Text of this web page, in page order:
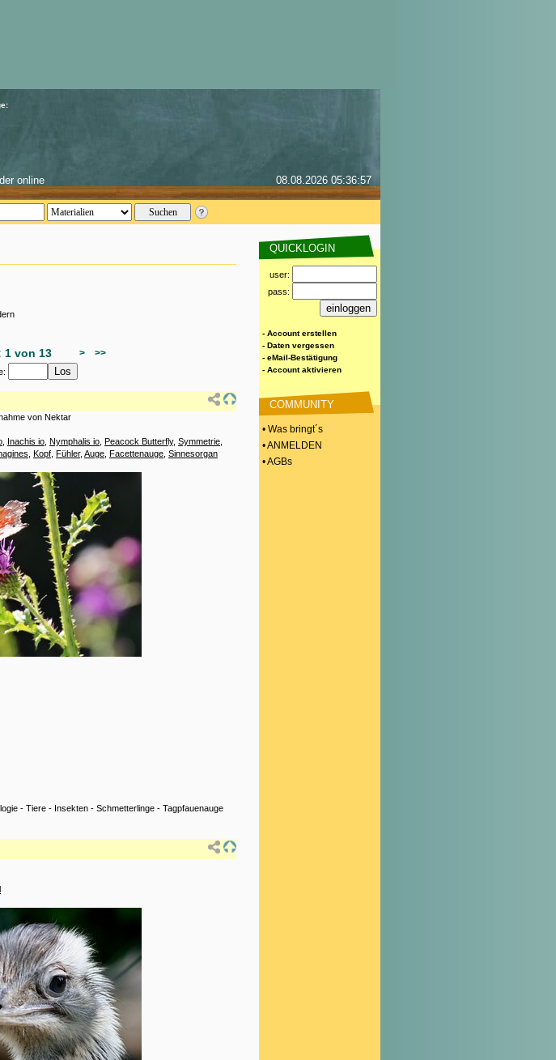
online 08.08.2026 05:36:57
1 von 13 > >>
von Nektar
Inachis io Nymphalis io Peacock Butterfly, Symmetrie
Kopf Fühler, Auge Facettenauge Sinnesorgan
- Tiere - Insekten - Schmetterlinge - Tagpfauenauge
QUICKLOGIN
user:
pass:
- Account erstellen
- Daten vergessen
- eMail-Bestätigung
- Account aktivieren
COMMUNITY
• Was bringt´s
• ANMELDEN
• AGBs